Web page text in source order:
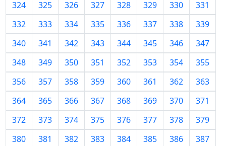
324
325 326 327 328 329 330
331
332
333 334 335 336 337 338
339
340
341 342 343 344 345 346
347
348
349 350 351 352 353 354
355
356
357 358 359 360 361 362
363
364
365 366 367 368 369 370
371
372
373 374 375 376 377 378
379
380
381 382 383 384 385 386 387